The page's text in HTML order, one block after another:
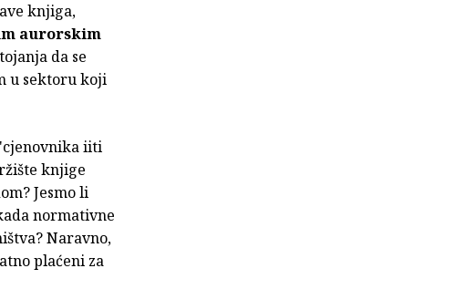
knjiga,
aurorskim
da se
u sektoru koji
iiti
knjige
Jesmo li
normativne
Naravno,
plaćeni za